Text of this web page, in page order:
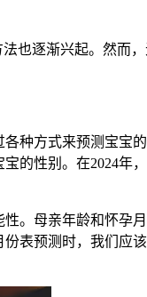
也逐渐兴起。然而
种方式来预测宝宝
的性别。在2024年
。母亲年龄和怀孕
表预测时，我们应